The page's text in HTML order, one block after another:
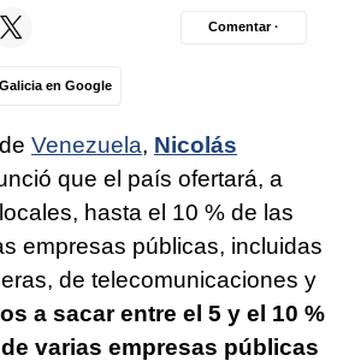
en Google
Comentar ·
Venezuela, Nicolás
que el país ofertará, a
hasta el 10 % de las
empresas públicas, incluidas
de telecomunicaciones y
a sacar entre el 5 y el 10 %
varias empresas públicas